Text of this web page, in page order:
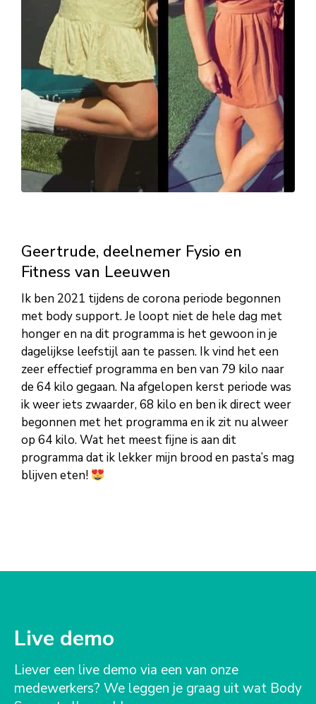
Geertrude, deelnemer Fysio en
Fitness van Leeuwen
Ik ben 2021 tijdens de corona periode begonnen
met body support. Je loopt niet de hele dag met
honger en na dit programma is het gewoon in je
dagelijkse leefstijl aan te passen. Ik vind het een
zeer effectief programma en ben van 79 kilo naar
de 64 kilo gegaan. Na afgelopen kerst periode was
ik weer iets zwaarder, 68 kilo en ben ik direct weer
begonnen met het programma en ik zit nu alweer
op 64 kilo. Wat het meest fijne is aan dit
programma dat ik lekker mijn brood en pasta’s mag
blijven eten!
Live demo
Liever een live demo via een van onze
medewerkers? We leggen je graag uit wat Body